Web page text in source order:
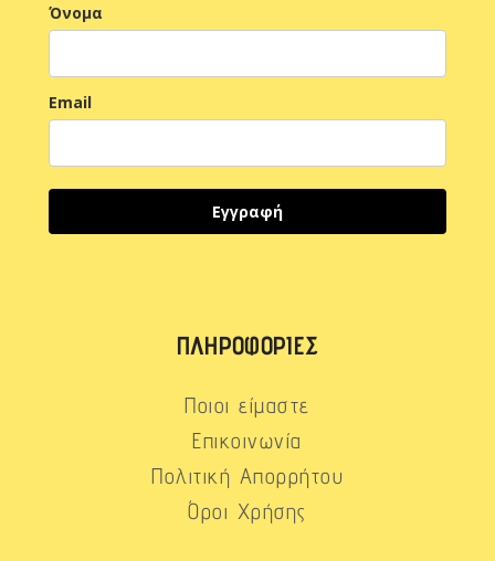
Όνομα
Email
Εγγραφή
ΠΛΗΡΟΦΟΡΊΕΣ
Ποιοι είμαστε
Επικοινωνία
Πολιτική Απορρήτου
Όροι Χρήσης